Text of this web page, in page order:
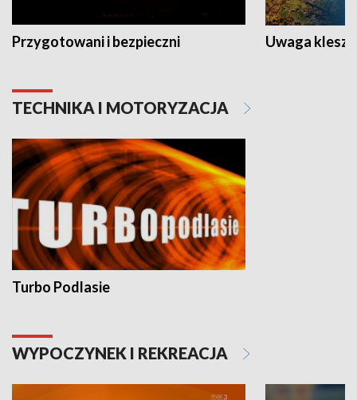
Przygotowani i bezpieczni Uwaga
TECHNIKA I MOTORYZACJA
Turbo Podlasie
WYPOCZYNEK I REKREACJA